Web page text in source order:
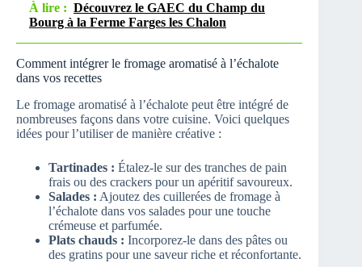
À lire : Découvrez le GAEC du Champ du
Bourg à la Ferme Farges les Chalon
Comment intégrer le fromage aromatisé à l’échalote
dans vos recettes
Le fromage aromatisé à l’échalote peut être intégré de
nombreuses façons dans votre cuisine. Voici quelques
idées pour l’utiliser de manière créative :
Tartinades : Étalez-le sur des tranches de pain
frais ou des crackers pour un apéritif savoureux.
Salades : Ajoutez des cuillerées de fromage à
l’échalote dans vos salades pour une touche
crémeuse et parfumée.
Plats chauds : Incorporez-le dans des pâtes ou
des gratins pour une saveur riche et réconfortante.